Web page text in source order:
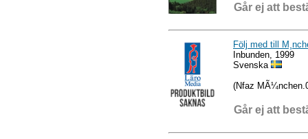
Går ej att
Följ med till
Inbunden, 1999
Svenska
(Nfaz
Går ej att